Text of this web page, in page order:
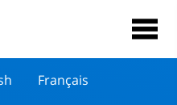
Français